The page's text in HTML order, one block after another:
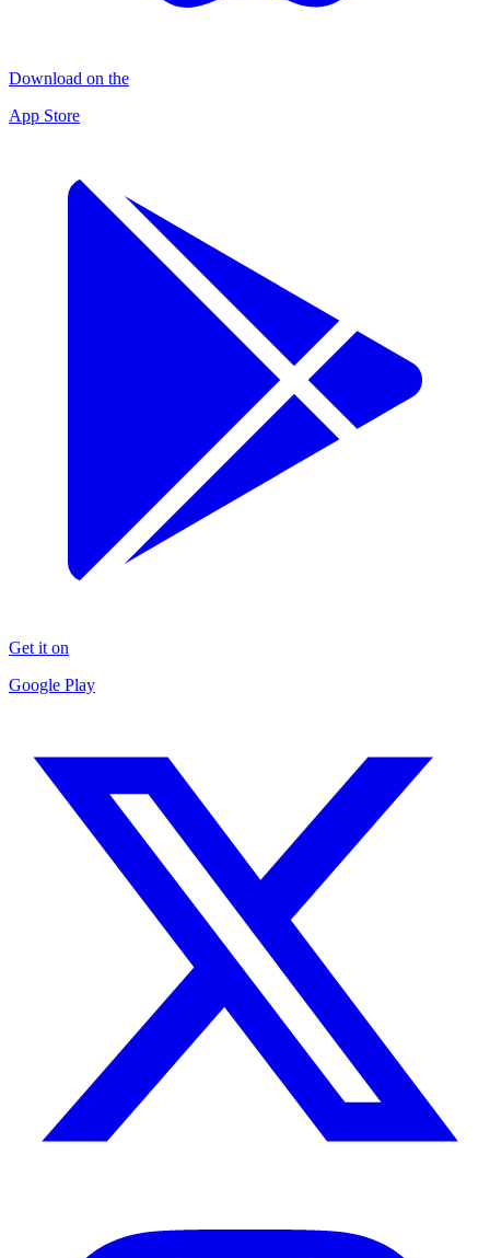
Download on the
App Store
Get it on
Google Play